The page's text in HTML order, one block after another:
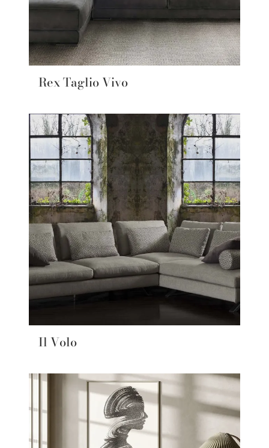
Rex Taglio Vivo
Il Volo